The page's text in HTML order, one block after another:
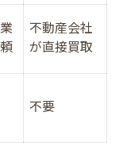
不動産会社
が直接買取
不要